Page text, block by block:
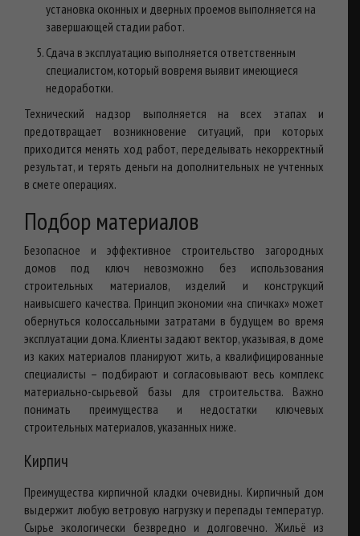
установка оконных и дверных проемов выполняется на
завершающей стадии работ.
Сдача в эксплуатацию выполняется ответственным
специалистом, который вовремя выявит имеющиеся
недоработки.
Технический надзор выполняется на всех этапах и
предотвращает возникновение ситуаций, при которых
приходится менять ход работ, переделывать некорректный
результат, и терять деньги на дополнительных не учтенных
в смете операциях.
Подбор материалов
Безопасное и эффективное строительство загородных
домов под ключ невозможно без использования
строительных материалов, изделий и конструкций
наивысшего качества. Принцип экономии «на спичках» может
обернуться колоссальными затратами в будущем во время
эксплуатации дома. Клиенты задают вектор, указывая, в доме
из каких материалов планируют жить, а квалифицированные
специалисты – подбирают и согласовывают весь комплекс
материально-сырьевой базы для строительства. Важно
понимать преимущества и недостатки ключевых
строительных материалов, указанных ниже.
Кирпич
Преимущества кирпичной кладки очевидны. Кирпичный дом
выдержит любую ветровую нагрузку и перепады температур.
Сырье экологически безвредно и долговечно. Жильё из